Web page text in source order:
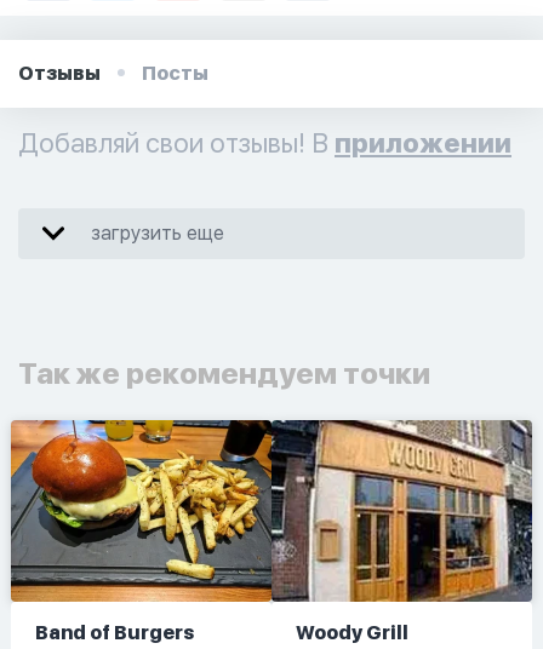
Отзывы Посты
Добавляй свои отзывы! В приложении
загрузить еще
Так же рекомендуем точки
Band of Burgers Woody Grill